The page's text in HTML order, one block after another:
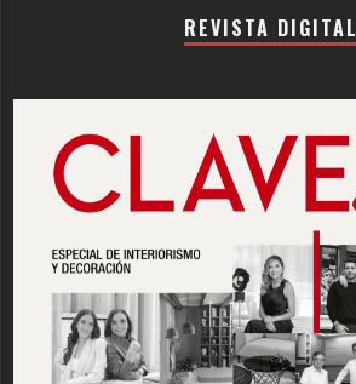
REVISTA DIGITAL